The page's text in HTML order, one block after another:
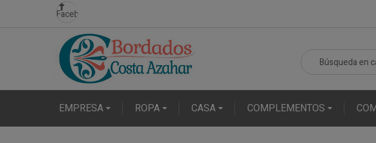
Facebook
EMPRESA ROPA CASA COMPLEMENTOS